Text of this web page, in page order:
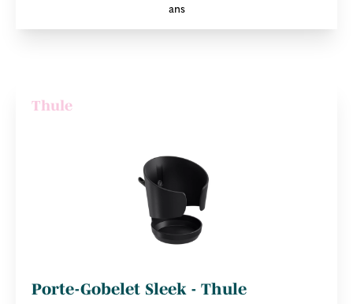
ans
Thule
Porte-Gobelet Sleek - Thule